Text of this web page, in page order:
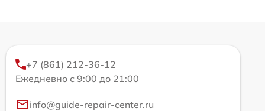
+7 (861) 212-36-12
Ежедневно с 9:00 до 21:00
info@guide-repair-center.ru